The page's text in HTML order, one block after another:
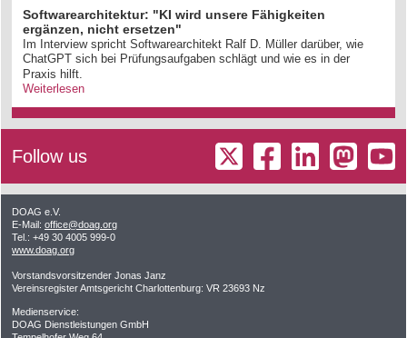
Softwarearchitektur: "KI wird unsere Fähigkeiten
ergänzen, nicht ersetzen"
Im Interview spricht Softwarearchitekt Ralf D. Müller darüber, wie
ChatGPT sich bei Prüfungsaufgaben schlägt und wie es in der
Praxis hilft.
Weiterlesen
Follow us
DOAG e.V.
E-Mail: office@doag.org
Tel.: +49 30 4005 999-0
www.doag.org
Vorstandsvorsitzender Jonas Janz
Vereinsregister Amtsgericht Charlottenburg: VR 23693 Nz
Medienservice:
DOAG Dienstleistungen GmbH